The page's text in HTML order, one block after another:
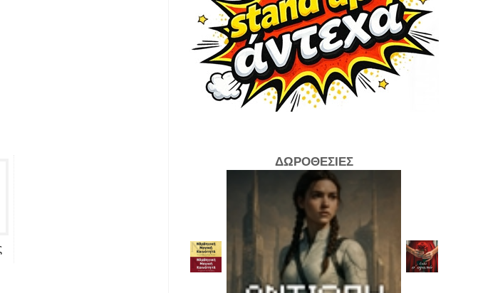
ΔΩΡΟΘΕΣΙΕΣ